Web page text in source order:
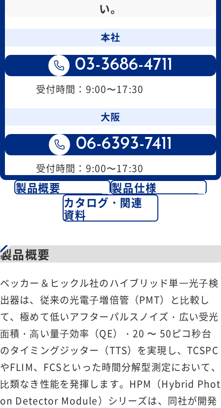
い。
本社
03-3686-4711
受付時間：9:00〜17:30
大阪
06-6393-7411
受付時間：9:00〜17:30
製品概要
製品仕様
カタログ・関連
資料
製品概要
ベッカー＆ヒックル社のハイブリッド単⼀光⼦検
出器は、従来の光電⼦増倍管（PMT）と⽐較し
て、極めて低いアフターパルスノイズ・広い受光
⾯積・⾼い量⼦効率（QE）・20 〜 50ピコ秒台
のタイミングジッター（TTS）を実現し、TCSPC
やFLIM、FCSといった時間分解型測定において、
⽐類なき性能を発揮します。HPM（Hybrid Phot
on Detector Module）シリーズは、同社が開発